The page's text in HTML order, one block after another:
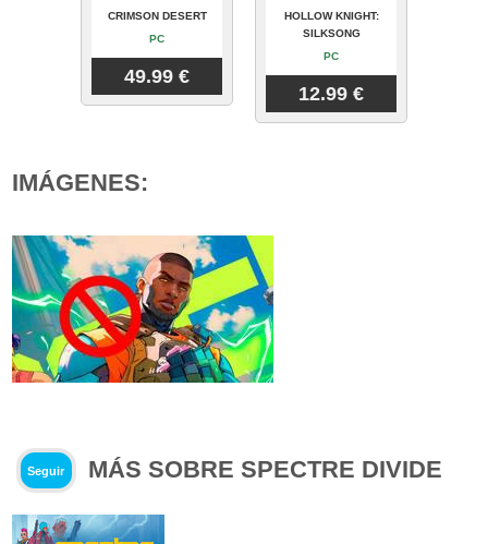
CRIMSON DESERT
PC
49.99 €
HOLLOW KNIGHT:
SILKSONG
PC
12.99 €
IMÁGENES:
Seguir MÁS SOBRE SPECTRE DIVIDE